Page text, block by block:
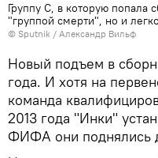
Группу С, в которую попала
"группой смерти", но и
© Sputnik / Александр Вильф
Новый подъем в
года. И хотя на
команда
2013 года "Инки"
ФИФА они поднялись